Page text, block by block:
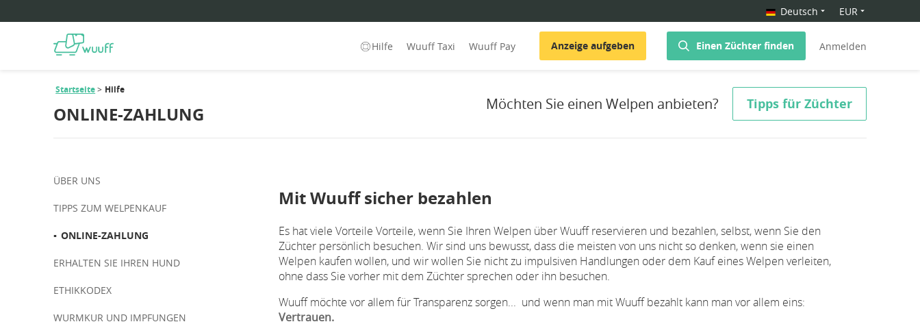
Deutsch EUR
Hilfe Wuuff Taxi Wuuff Pay Anzeige aufgeben Einen Züchter finden Anmelden
Startseite Hilfe
ONLINE-ZAHLUNG Möchten Sie einen Welpen anbieten? Tipps für Züchter
ÜBER UNS
TIPPS ZUM WELPENKAUF
ONLINE-ZAHLUNG
ERHALTEN SIE IHREN HUND
ETHIKKODEX
WURMKUR UND IMPFUNGEN
Mit Wuuff sicher bezahlen
Es hat viele Vorteile Vorteile, wenn Sie Ihren Welpen über Wuuff reservieren und bezahlen, selbst, wenn Sie den
Züchter persönlich besuchen. Wir sind uns bewusst, dass die meisten von uns nicht so denken, wenn sie einen
Welpen kaufen wollen, und wir wollen Sie nicht zu impulsiven Handlungen oder dem Kauf eines Welpen verleiten,
ohne dass Sie vorher mit dem Züchter sprechen oder ihn besuchen.
Wuuff möchte vor allem für Transparenz sorgen... und wenn man mit Wuuff bezahlt kann man vor allem eins:
Vertrauen.